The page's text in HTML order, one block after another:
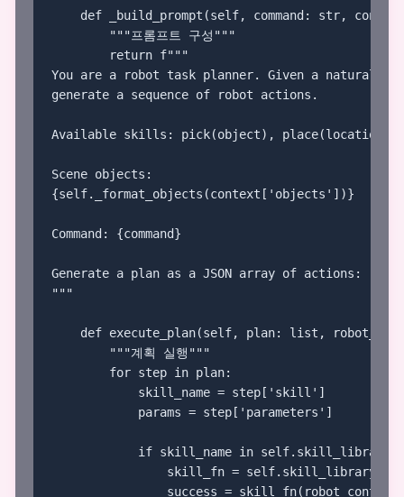
def _build_prompt(self, command: str,
        """프롬프트 구성"""
        return f"""
You are a robot task planner. Given a natural
generate a sequence of robot actions.
Available skills: pick(object), place(location),
Scene objects:
{self._format_objects(context['objects'])}
Command: {command}
Generate a plan as a JSON array of actions:
"""
def execute_plan(self, plan: list,
        """계획 실행"""
        for step in plan:
            skill_name = step['skill']
            params = step['parameters']
            if skill_name in self.skill_library:
skill_fn =
success =